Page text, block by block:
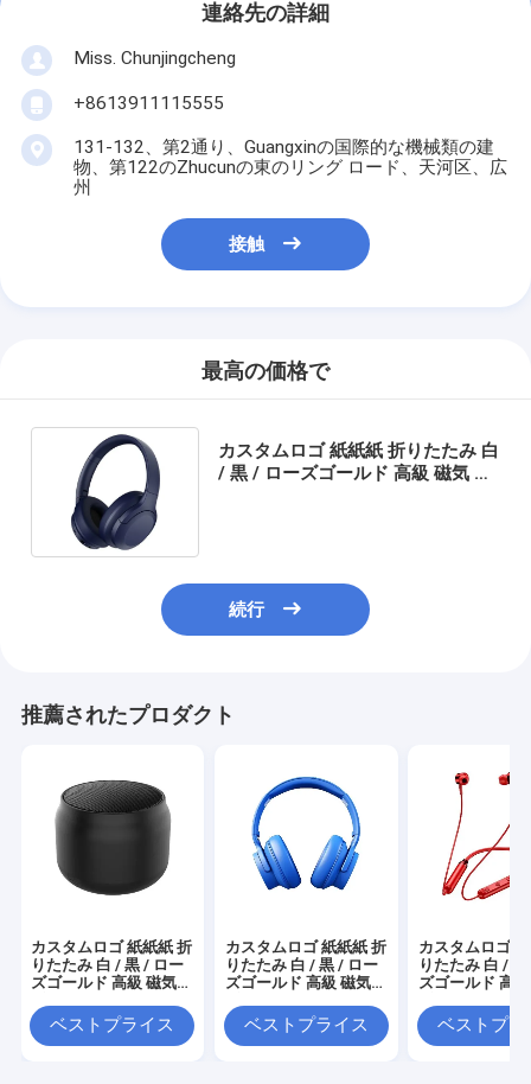
連絡先の詳細
Miss. Chunjingcheng
+8613911115555
131-132、第2通り、Guangxinの国際的な機械類の建
物、第122のZhucunの東のリング ロード、天河区、広
州
接触
最高の価格で
カスタムロゴ 紙紙紙 折りたたみ 白
/ 黒 / ローズゴールド 高級 磁気 ギ
続行
推薦されたプロダクト
カスタムロゴ 紙紙紙 折
りたたみ 白 / 黒 / ロー
ズゴールド 高級 磁気
閉め付き
ベストプライス
カスタムロゴ 紙紙紙 折
りたたみ 白 / 黒 / ロー
ズゴールド 高級 磁気
閉め付き
ベストプライス
カスタムロゴ
りたたみ 白 /
ズゴールド 高
閉め付き
ベストプラ